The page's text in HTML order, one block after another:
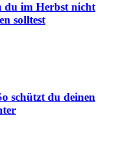
du im Herbst nicht
solltest
schützt du deinen